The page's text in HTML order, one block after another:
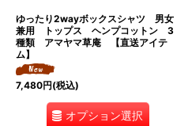
ゆったり2wayボックスシャツ 男女
兼用 トップス ヘンプコットン 3
種類 アマヤマ草庵 【直送アイテ
ム】
7,480円(税込)
オプション選択